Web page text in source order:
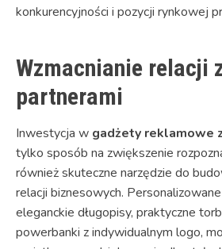
konkurencyjności i pozycji rynkowej
Wzmacnianie relacji
partnerami
Inwestycja w gadżety reklamowe
tylko sposób na zwiększenie
również skuteczne narzędzie do
relacji biznesowych.
eleganckie długopisy, praktyczne
powerbanki z indywidualnym logo,